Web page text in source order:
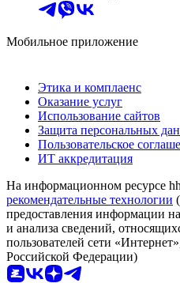
Мобильное приложение
Этика и комплаенс
Оказание услуг
Использование сайтов
Защита персональных
Пользовательское
ИТ аккредитация
На информационном ресурсе
рекомендательные технологии
предоставления информации
и анализа сведений,
пользователей сети
Российской Федерации)